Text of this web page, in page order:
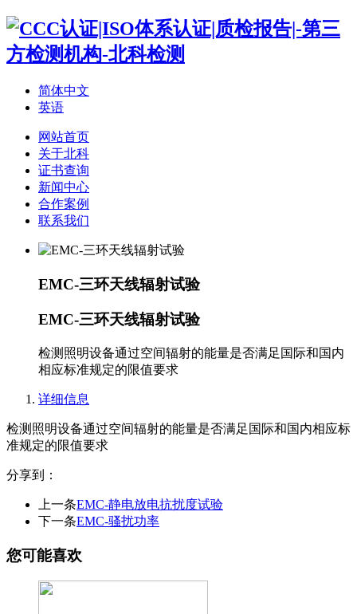
简体中文
英语
网站首页
关于北科
证书查询
新闻中心
合作案例
联系我们
EMC-三环天线辐射试验
EMC-三环天线辐射试验
检测照明设备通过空间辐射的能量是否满足国际和国内
相应标准规定的限值要求
详细信息
检测照明设备通过空间辐射的能量是否满足国际和国内相应标
准规定的限值要求
分享到：
上一条EMC-静电放电抗扰度试验
下一条EMC-骚扰功率
您可能喜欢